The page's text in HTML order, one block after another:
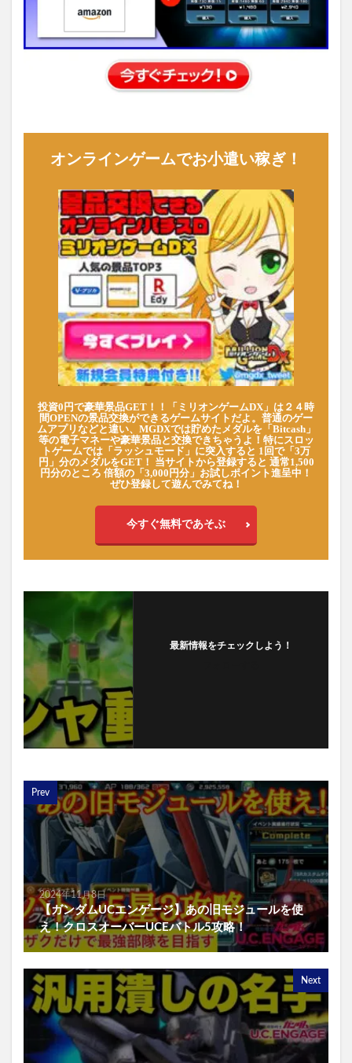
オンラインゲームでお小遣い稼ぎ！
投資0円で豪華景品GET！！「ミリオンゲームDX」は２４時
間OPENの景品交換ができるゲームサイトだよ。普通のゲー
ムアプリなどと違い、MGDXでは貯めたメダルを「Bitcash」
等の電子マネーや豪華景品と交換できちゃうよ！特にスロッ
トゲームでは「ラッシュモード」に突入すると 1回で「3万
円」分のメダルをGET！ 当サイトから登録すると 通常1,500
円分のところ 倍額の「3,000円分」お試しポイント進呈中！
ぜひ登録して遊んでみてね！
今すぐ無料であそぶ
最新情報をチェックしよう！
Prev
2024年11月8日
【ガンダムUCエンゲージ】あの旧モジュールを使
え！クロスオーバーUCEバトル5攻略！
Next